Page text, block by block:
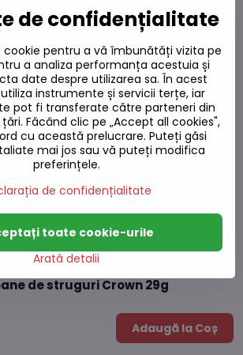
de struguri 66g
Adaugă la Coș
de prune 130g
Adaugă la Coș
de ghimbir 56g
de struguri Crown 29g
Adaugă la Coș
de confidențialitate
cookie pentru a vă îmbunătăți vizita pe
a analiza performanța acestuia și
date despre utilizarea sa. În acest
instrumente și servicii terțe, iar
pot fi transferate către parteneri din
țări. Făcând clic pe „Accept all cookies",
cu această prelucrare. Puteți găsi
mai jos sau vă puteți modifica
preferințele.
de confidențialitate
Arată detalii
toate cookie-urile